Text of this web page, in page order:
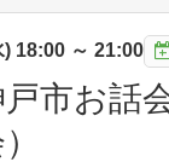
) 18:00 ～ 21:00
市お話